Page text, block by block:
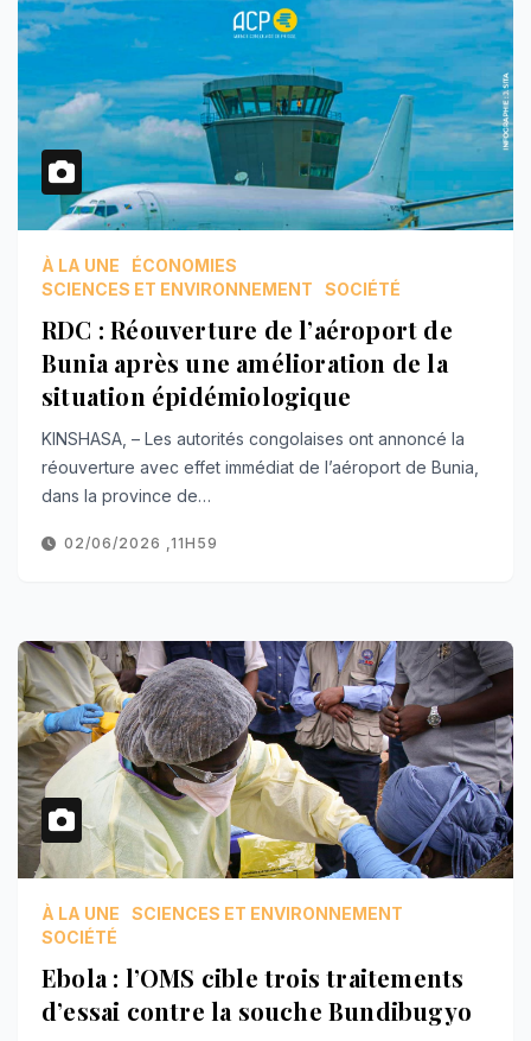
À LA UNE
ÉCONOMIES
SCIENCES ET ENVIRONNEMENT
SOCIÉTÉ
RDC : Réouverture de l’aéroport de
Bunia après une amélioration de la
situation épidémiologique
KINSHASA, – Les autorités congolaises ont annoncé la
réouverture avec effet immédiat de l’aéroport de Bunia,
dans la province de…
02/06/2026 ,11H59
À LA UNE
SCIENCES ET ENVIRONNEMENT
SOCIÉTÉ
Ebola : l’OMS cible trois traitements
d’essai contre la souche Bundibugyo